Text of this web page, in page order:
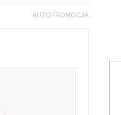
AUTOPROMOCJA